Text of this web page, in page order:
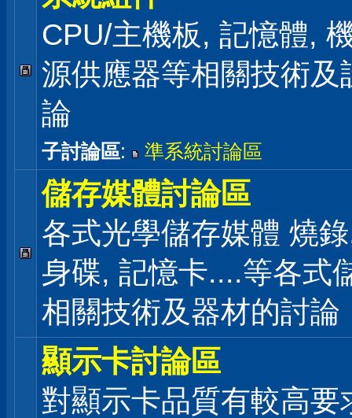
CPU/主機板, 記憶體,
源供應器等相關技術及
論
子討論區: 準系統討論區
儲存媒體討論區
各式光學儲存媒體 燒
身碟, 記憶卡....等各式
相關技術及器材的討論
顯示卡討論區
對顯示卡品質有較高要